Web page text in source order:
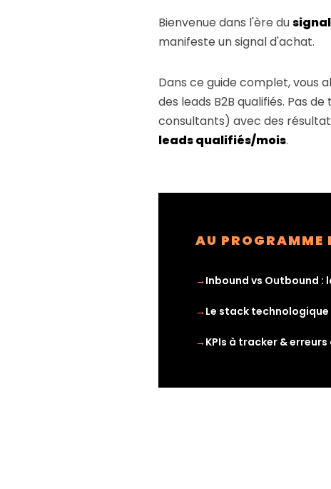
Bienvenue dans l'ère du
manifeste un signal d'achat.
Dans ce guide complet, vous
des leads B2B qualifiés. Pas
consultants) avec des
leads qualifiés/mois.
AU PROGRAMME
Inbound vs Outbound :
Le stack
KPIs à tracker &